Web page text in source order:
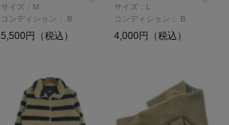
サイズ：M
コンディション：
B
5,500円（税込）
サイズ：L
コンディション：
B
4,000円（税込）